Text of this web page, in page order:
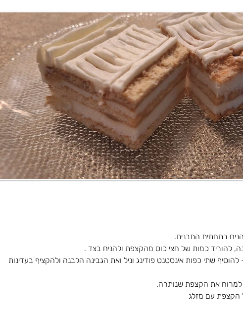
בתחתית התבנית.
להוריד כמות של חצי כוס מהקצפת ולהניח בצד .
שתי כפות אינסטנט פודינג וניל ואת הגבינה הלבנה ולהקציף בעדינות
למרוח את הקצפת שנותרה.
הקצפת עם מזלג